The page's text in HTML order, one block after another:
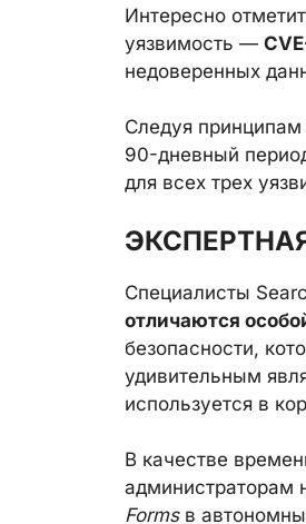
Интересно
уязвимость —
недоверенных
Следуя принципам
90-дневный
для всех трех
Специалисты
отличаются
безопасности,
удивительным
используется в
В качестве
администраторам
Formsв